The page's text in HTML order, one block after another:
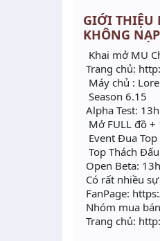
GIỚI THIỆU
KHÔNG
Khai mở MU
Trang chủ:
Máy chủ :
Season 6.15
Alpha Test:
Mở FULL đồ +
Event Đua Top
Top Thách
Open Beta:
Có rất nhiều
FanPage:
Nhóm mua
Trang chủ: